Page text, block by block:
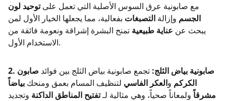
مع صابونية عرق السوس الأصلية التي تعمل علىتوحيد لون
الجسم وإزالة التصبغات بفعالية، مما يجعلها الخيار الأول لمن
يبحث عن عناية طبيعية تمنح البشرة إشراقة ونعومة فائقة من
الاستخدام الأول.
2. صابونية بياض الثلج: تجمع صابونية بياض الثلج بين فوائد صابون
الكركم والعكر الفاسي لتنظيف المسام بعمق ومنحك بياضاً
مشرقاًولمعاناً صحياً، وهي مثالية لـتفتيح المناطق الداكنة وتجديد